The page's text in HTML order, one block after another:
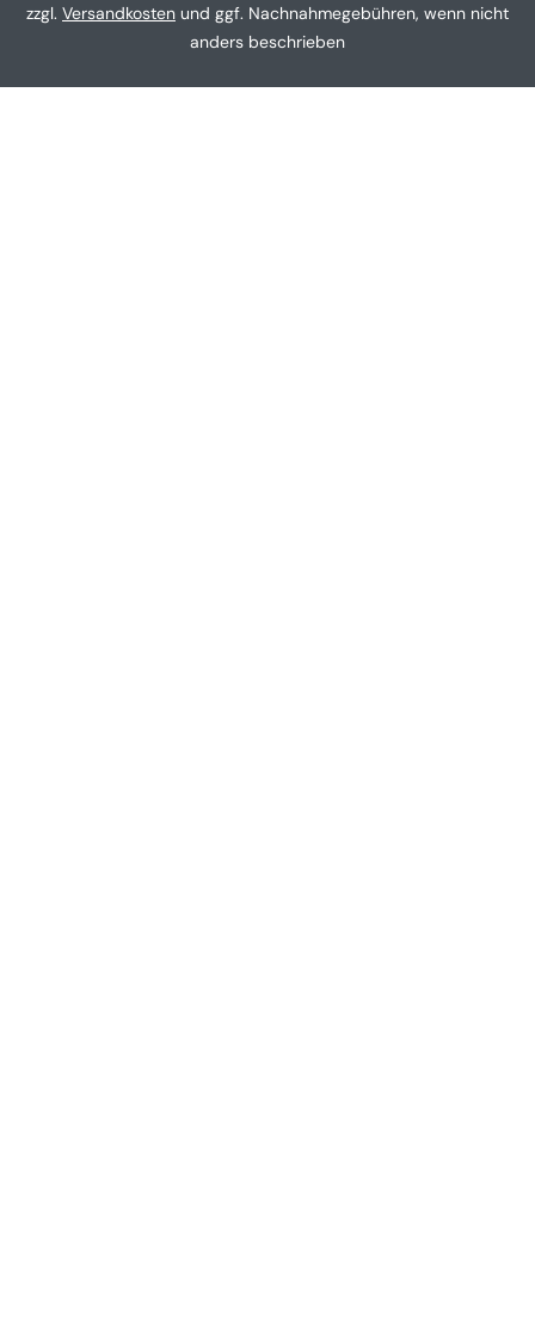
zzgl. Versandkosten und ggf. Nachnahmegebühren, wenn nicht
anders beschrieben